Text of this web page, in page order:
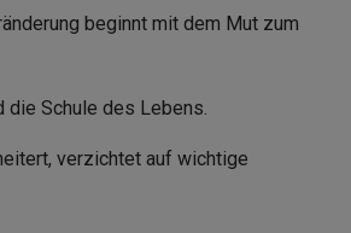
beginnt mit dem Mut zum
die Schule des Lebens.
verzichtet auf wichtige